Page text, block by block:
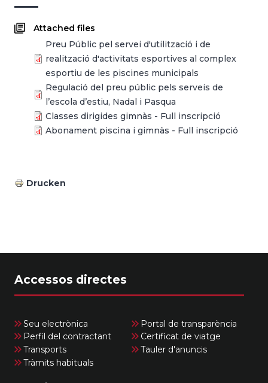
Attached files
Preu Públic pel servei d'utilització i de
realització d'activitats esportives al complex
esportiu de les piscines municipals
Regulació del preu públic pels serveis de
l’escola d’estiu, Nadal i Pasqua
Classes dirigides gimnàs - Full inscripció
Abonament piscina i gimnàs - Full inscripció
Drucken
Accessos directes
Seu electrònica
Portal de transparència
Perfil del contractant
Certificat de viatge
Transports
Tauler d'anuncis
Tràmits habituals